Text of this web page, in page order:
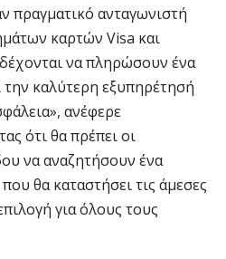
πραγματικό ανταγωνιστή
καρτών Visa και
να πληρώσουν ένα
την καλύτερη εξυπηρέτησή
ανέφερε
ότι θα πρέπει οι
να αναζητήσουν ένα
θα καταστήσει τις άμεσες
για όλους τους